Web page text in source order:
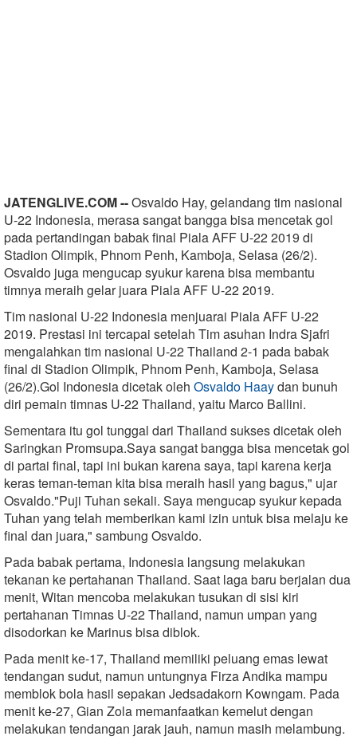
JATENGLIVE.COM --Osvaldo Hay, gelandang tim nasional
U-22 Indonesia, merasa sangat bangga bisa mencetak gol
pada pertandingan babak final Piala AFF U-22 2019 di
Stadion Olimpik, Phnom Penh, Kamboja, Selasa (26/2).
Osvaldo juga mengucap syukur karena bisa membantu
timnya meraih gelar juara Piala AFF U-22 2019.
Tim nasional U-22 Indonesia menjuarai Piala AFF U-22
2019. Prestasi ini tercapai setelah Tim asuhan Indra Sjafri
mengalahkan tim nasional U-22 Thailand 2-1 pada babak
final di Stadion Olimpik, Phnom Penh, Kamboja, Selasa
(26/2).Gol Indonesia dicetak oleh Osvaldo Haaydan bunuh
diri pemain timnas U-22 Thailand, yaitu Marco Ballini.
Sementara itu gol tunggal dari Thailand sukses dicetak oleh
Saringkan Promsupa.Saya sangat bangga bisa mencetak gol
di partai final, tapi ini bukan karena saya, tapi karena kerja
keras teman-teman kita bisa meraih hasil yang bagus," ujar
Osvaldo."Puji Tuhan sekali. Saya mengucap syukur kepada
Tuhan yang telah memberikan kami izin untuk bisa melaju ke
final dan juara," sambung Osvaldo.
Pada babak pertama, Indonesia langsung melakukan
tekanan ke pertahanan Thailand. Saat laga baru berjalan dua
menit, Witan mencoba melakukan tusukan di sisi kiri
pertahanan Timnas U-22 Thailand, namun umpan yang
disodorkan ke Marinus bisa diblok.
Pada menit ke-17, Thailand memiliki peluang emas lewat
tendangan sudut, namun untungnya Firza Andika mampu
memblok bola hasil sepakan Jedsadakorn Kowngam. Pada
menit ke-27, Gian Zola memanfaatkan kemelut dengan
melakukan tendangan jarak jauh, namun masih melambung.